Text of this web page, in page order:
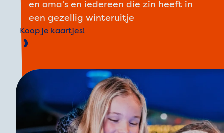
en oma's en iedereen die zin heeft in
een gezellig winteruitje
Koop je kaartjes!